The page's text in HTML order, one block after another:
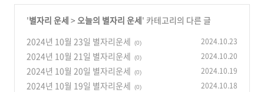
'별자리 운세 >오늘의 별자리 운세' 카테고리의 다른 글
2024년 10월 23일 별자리운세
(0) 2024.10.23
2024년 10월 21일 별자리운세 (0) 2024.10.20
2024년 10월 20일 별자리운세 (0) 2024.10.19
2024년 10월 19일 별자리운세 (0) 2024.10.18